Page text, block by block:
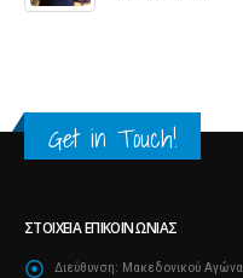
Get in Touch!
ΣΤΟΙΧΕΊΑ ΕΠΙΚΟΙΝΩΝΊΑΣ
Διεύθυνση: Μακεδονικού